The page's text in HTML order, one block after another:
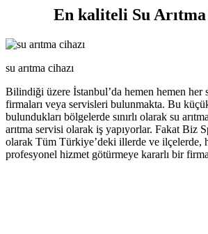
En kaliteli Su
su arıtma cihazı
Bilindiği üzere İstanbul’da hemen hemen her
firmaları veya servisleri bulunmakta. Bu
bulundukları bölgelerde sınırlı olarak su
arıtma servisi olarak iş yapıyorlar. Fakat Biz
olarak Tüm Türkiye’deki illerde ve ilçelerde,
profesyonel hizmet götürmeye kararlı bir